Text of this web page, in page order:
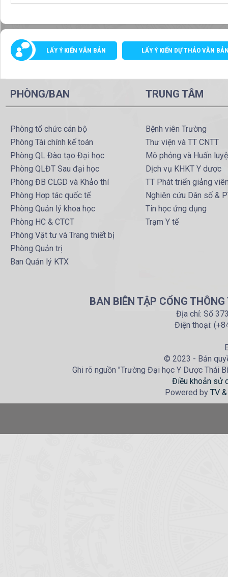
LẤY Ý KIẾN VĂN BẢN LẤY Ý KIẾN DỰ THẢO VĂN
PHÒNG/BAN
Phòng tổ chức cán bộ
Phòng Tài chính kế toán
Phòng QL Đào tạo Đại học
Phòng QLĐT Sau đại học
Phòng ĐB CLGD và Khảo thí
Phòng Hợp tác quốc tế
Phòng Quản lý khoa học
Phòng HC & CTCT
Phòng Vật tư và Trang thiết bị
Phòng Quản trị
Ban Quản lý KTX
TRUNG TÂM
Bệnh viên Trường
Thư viện và TT CNTT
Mô phỏng và Huấn
Dịch vụ KHKT Y dược
TT Phát triển giảng
Nghiên cứu Dân số &
Tin học ứng dụng
Trạm Y tế
BAN BIÊN TẬP CỔNG
Địa chỉ: Số
Điện thoại:
© 2023 - Bản
Ghi rõ nguồn "Trường Đại học Y Dược Thái
Điều khoản sử
Powered by TV